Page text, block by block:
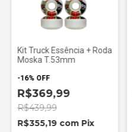
Kit Truck Essência + Roda
Moska T.53mm
-16% OFF
R$369,99
R$439,99
R$355,19 com Pix